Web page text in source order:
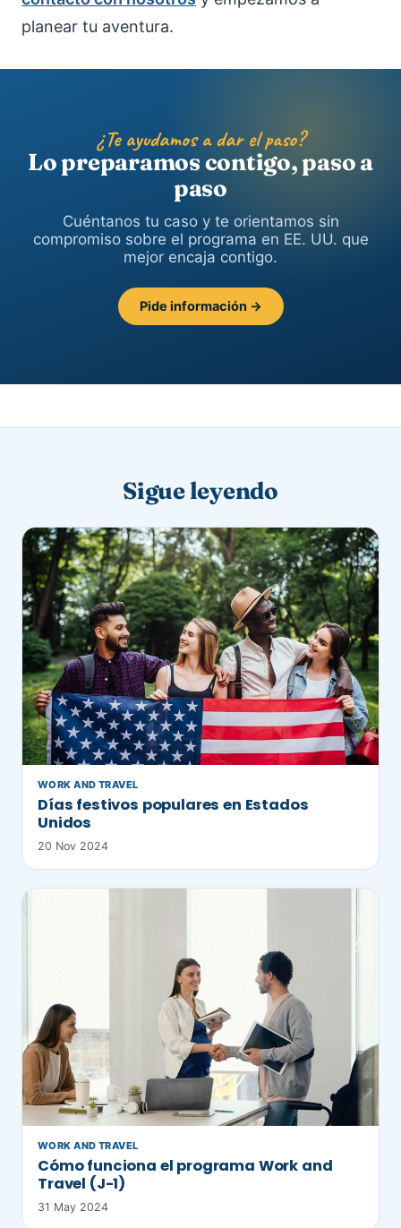
planear tu aventura.
¿Te ayudamos a dar el paso?
Lo preparamos contigo, paso a
paso
Cuéntanos tu caso y te orientamos sin
compromiso sobre el programa en EE. UU. que
mejor encaja contigo.
Pide información →
Sigue leyendo
WORK AND TRAVEL
Días festivos populares en Estados
Unidos
20 Nov 2024
WORK AND TRAVEL
Cómo funciona el programa Work and
Travel (J-1)
31 May 2024